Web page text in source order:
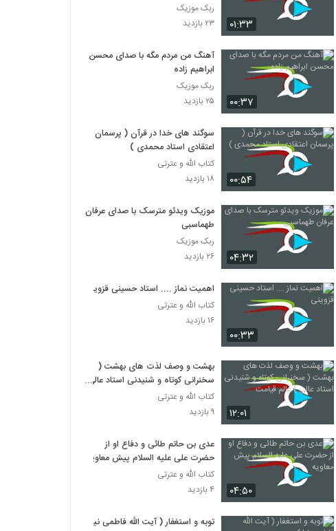
۰۱:۳۳
ربک موزیک
۲۳ بازدید
۰۰:۳۷
آهنگ من مردم مگه با صدای محسن
ابراهیم زاده
ربک موزیک
۲۵ بازدید
۰۰:۵۴
سوگند های خدا در قرآن ( پرسمان
اعتقادی استاد محمدی )
کتاب الله و عترتی
۱۸ بازدید
۰۴:۳۲
موزیک ویدئو مترسک با صدای عرفان
طهماسبی
ربک موزیک
۲۶ بازدید
۰۰:۳۳
اهمیت نماز .... استاد حسینی قزوینی
کتاب الله و عترتی
۱۶ بازدید
۱۲:۰۱
بهشت و وصف لذت های بهشت (
سخنرانی کوتاه و شنیدنی استاد عالی
) عالم قیامت
کتاب الله و عترتی
۹ بازدید
۰۴:۵۰
عدی بن حاتم طائی و دفاع او از
حضرت علی علیه السلام پیش معاویه
کتاب الله و عترتی
۴ بازدید
توبه و استغفار ( آیت الله فاطمی نیا )